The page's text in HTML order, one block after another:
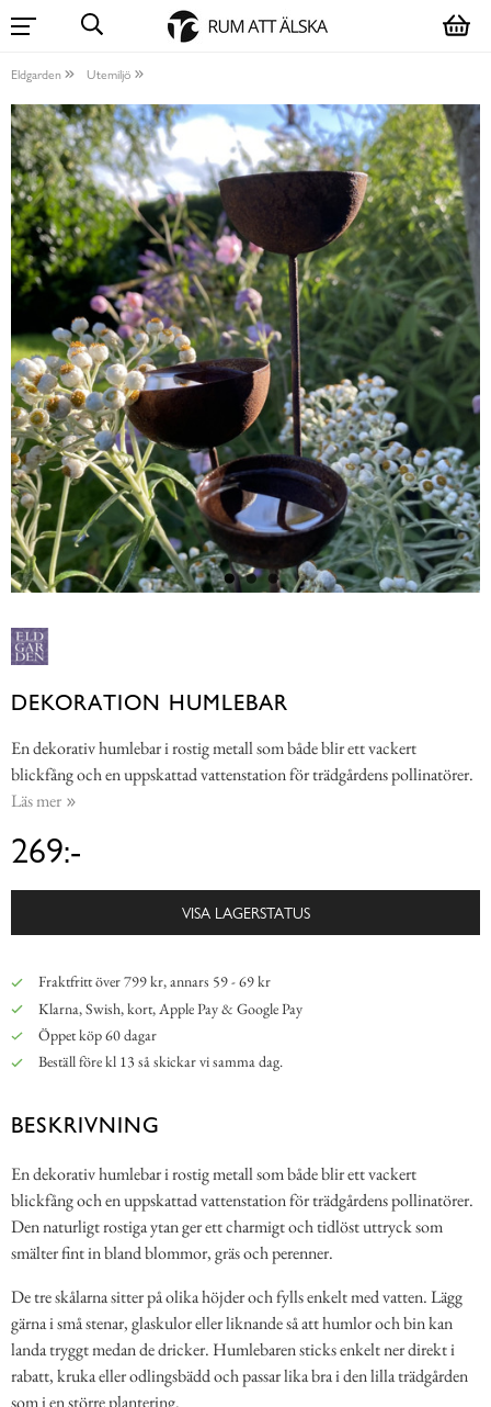
Eldgarden Utemiljö
DEKORATION HUMLEBAR
En dekorativ humlebar i rostig metall som både blir ett vackert
blickfång och en uppskattad vattenstation för trädgårdens pollinatörer.
Läs mer
269:-
VISA LAGERSTATUS
Fraktfritt över 799 kr, annars 59 - 69 kr
Klarna, Swish, kort, Apple Pay & Google Pay
Öppet köp 60 dagar
Beställ före kl 13 så skickar vi samma dag.
BESKRIVNING
En dekorativ humlebar i rostig metall som både blir ett vackert
blickfång och en uppskattad vattenstation för trädgårdens pollinatörer.
Den naturligt rostiga ytan ger ett charmigt och tidlöst uttryck som
smälter fint in bland blommor, gräs och perenner.
De tre skålarna sitter på olika höjder och fylls enkelt med vatten. Lägg
gärna i små stenar, glaskulor eller liknande så att humlor och bin kan
landa tryggt medan de dricker. Humlebaren sticks enkelt ner direkt i
rabatt, kruka eller odlingsbädd och passar lika bra i den lilla trädgården